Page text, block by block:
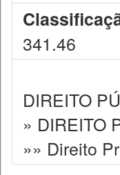
341.46
DIREITO
» DIREITO
»» Direito